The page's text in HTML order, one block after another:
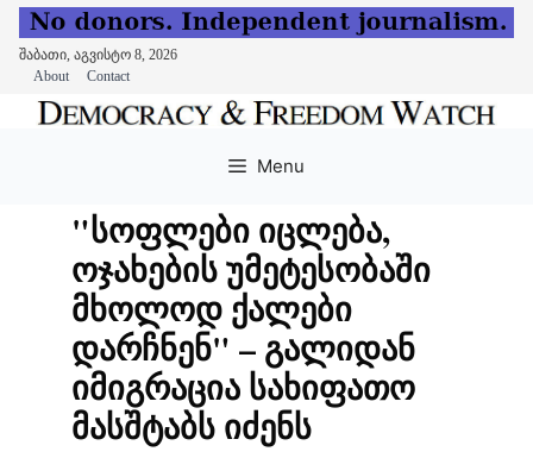
შაბათი, აგვისტო 8, 2026
About
Contact
Menu
"სოფლები იცლება,
ოჯახების უმეტესობაში
მხოლოდ ქალები
დარჩნენ" – გალიდან
იმიგრაცია სახიფათო
მასშტაბს იძენს